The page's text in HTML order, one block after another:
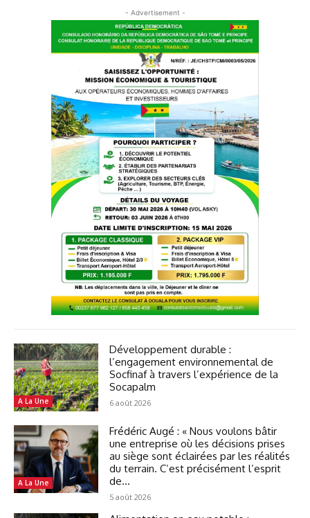
- Advertisement -
A La Une
Développement durable :
l’engagement environnemental de
Socfinaf à travers l’expérience de la
Socapalm
6 août 2026
A La Une
Frédéric Augé : « Nous voulons bâtir
une entreprise où les décisions prises
au siège sont éclairées par les réalités
du terrain. C’est précisément l’esprit
de...
5 août 2026